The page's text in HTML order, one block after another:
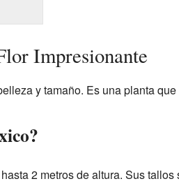
Impresionante
y tamaño. Es una planta
2 metros de altura. Sus